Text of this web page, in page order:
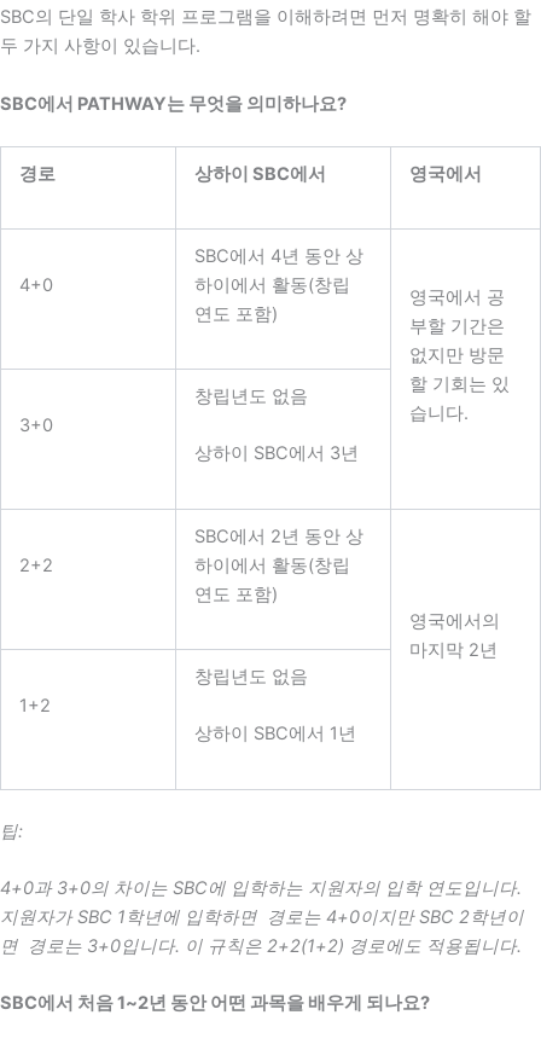
SBC의 단일 학사 학위 프로그램을 이해하려면 먼저 명확히 해야 할
두 가지 사항이 있습니다.
SBC에서 PATHWAY는 무엇을 의미하나요?
경로 상하이 SBC에서 영국에서
4+0
SBC에서 4년 동안 상
하이에서 활동(창립
연도 포함)
영국에서 공
부할 기간은
없지만 방문
할 기회는 있
습니다.
3+0
창립년도 없음
상하이 SBC에서 3년
2+2
SBC에서 2년 동안 상
하이에서 활동(창립
연도 포함)
영국에서의
마지막 2년
1+2
창립년도 없음
상하이 SBC에서 1년
팁:
4+0과 3+0의 차이는 SBC에 입학하는 지원자의 입학 연도입니다.
지원자가 SBC 1학년에 입학하면 경로는 4+0이지만 SBC 2학년이
면 경로는 3+0입니다. 이 규칙은 2+2(1+2) 경로에도 적용됩니다.
SBC에서 처음 1~2년 동안 어떤 과목을 배우게 되나요?